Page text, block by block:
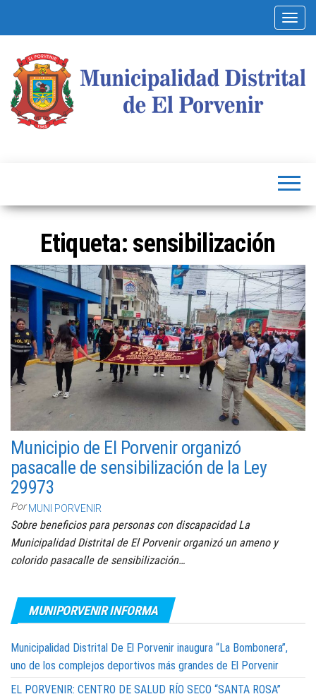
Etiqueta: sensibilización
Municipio de El Porvenir organizó
pasacalle de sensibilización de la Ley
29973
Por MUNI PORVENIR
Sobre beneficios para personas con discapacidad La
Municipalidad Distrital de El Porvenir organizó un ameno y
colorido pasacalle de sensibilización…
MUNIPORVENIR INFORMA
Municipalidad Distrital De El Porvenir inaugura “La Bombonera”,
uno de los complejos deportivos más grandes de El Porvenir
EL PORVENIR: CENTRO DE SALUD RÍO SECO “SANTA ROSA”